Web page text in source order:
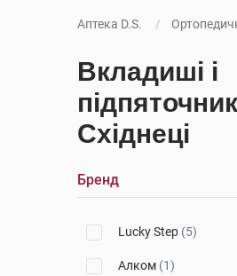
Аптека D.S.
Вкладиші і
Східнеці
Бренд
Lucky Step (5)
Алком (1)